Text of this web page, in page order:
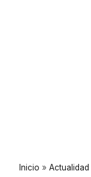
Inicio » Actualidad